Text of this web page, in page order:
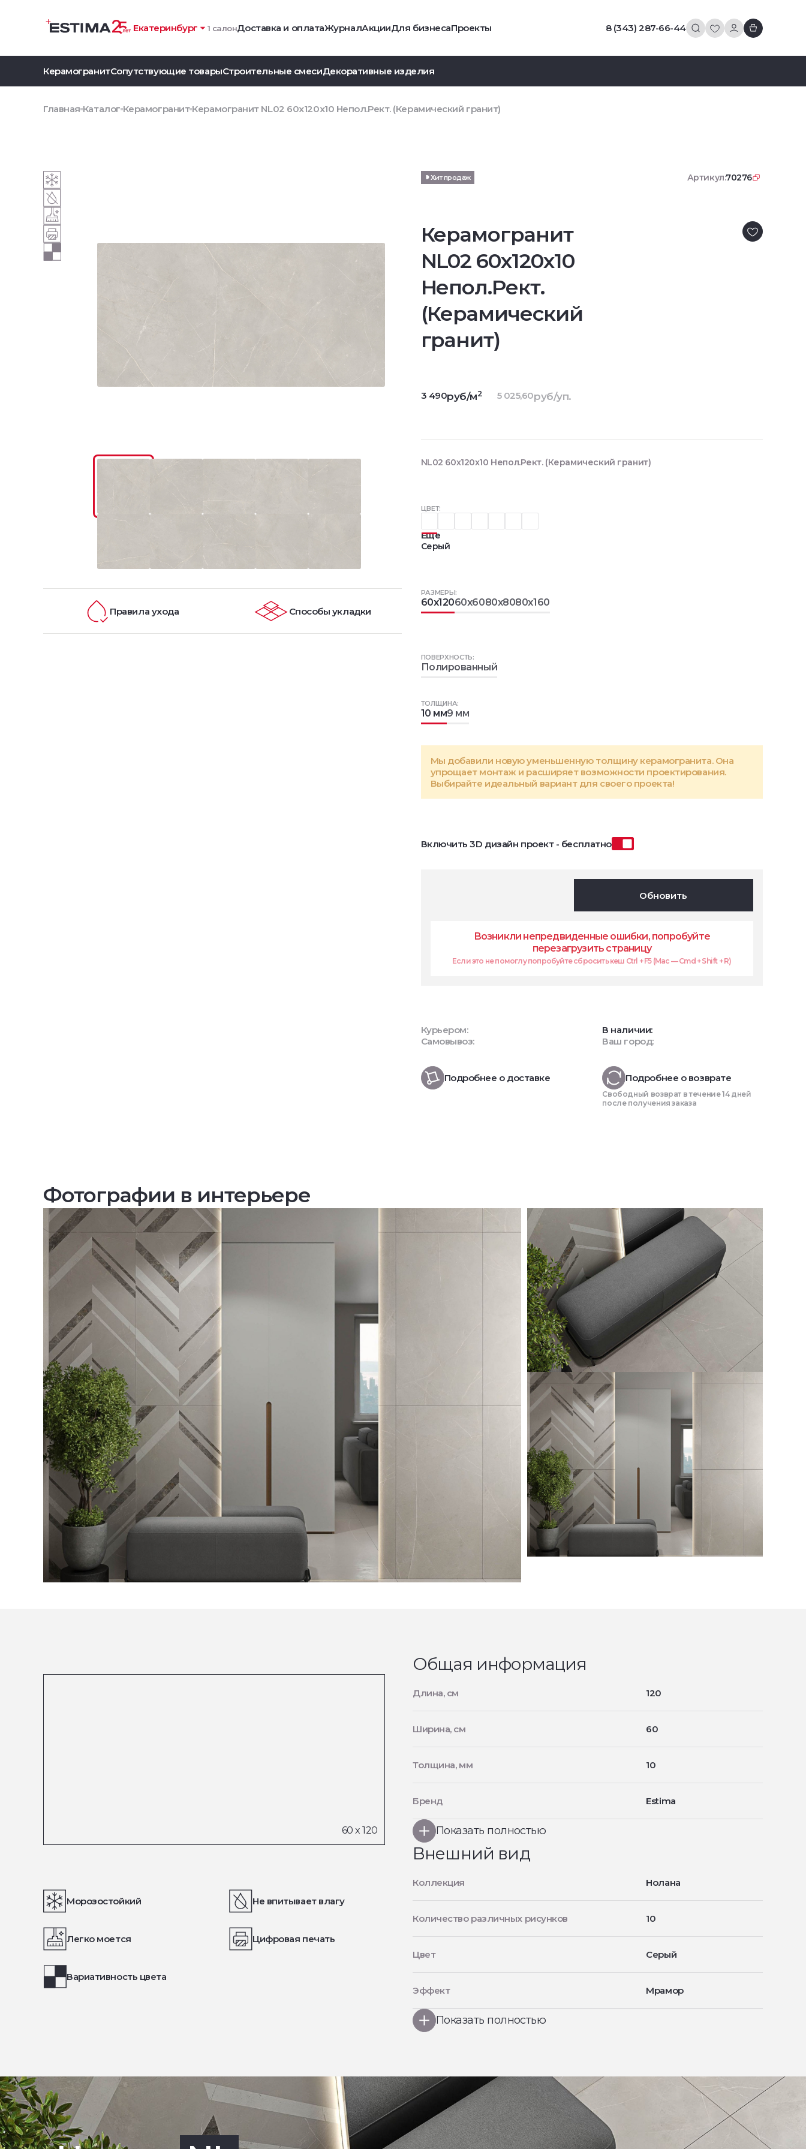
Екатеринбург 1 салонДоставка и оплатаЖурналАкцииДля бизнесаПроекты 8 (343) 287-66-44
КерамогранитСопутствующие товарыСтроительные смесиДекоративные изделия
Главная Каталог Керамогранит Керамогранит NL02 60x120x10 Непол.Рект. (Керамический гранит)
Хит продаж Артикул:70276
Керамогранит
NL02 60x120x10
Непол.Рект.
(Керамический
гранит)
ЦВЕТ:
Еще
Серый
РАЗМЕРЫ:
60x12060x6080x8080x160
ТОЛЩИНА:
10 мм9 мм
ПОВЕРХНОСТЬ:
Полированный
Мы добавили новую уменьшенную толщину керамогранита. Она
упрощает монтаж и расширяет возможности проектирования.
Выбирайте идеальный вариант для своего проекта!
Включить 3D дизайн проект - бесплатно
3 490руб/м2 5 025,60руб/уп.
Обновить
Возникли непредвиденные ошибки, попробуйте
перезагрузить страницу
Если это не помоглу попробуйте сбросить кеш Ctrl + F5 (Mac — Cmd + Shift + R)
Курьером:
Самовывоз:
В наличии:
Ваш город:
Подробнее о доставке Подробнее о возврате
Свободный возврат в течение 14 дней
после получения заказа
NL02 60x120x10 Непол.Рект. (Керамический гранит)
Правила ухода Способы укладки
Фотографии в интерьере
Посмотреть все проекты
Морозостойкий Не впитывает влагу
Легко моется Цифровая печать
Вариативность цвета
Общая информация
Длина, см 120
Ширина, см 60
Толщина, мм 10
Бренд Estima
Показать полностью
Внешний вид
Коллекция Нолана
Количество различных рисунков 10
Цвет Серый
Эффект Мрамор
Показать полностью